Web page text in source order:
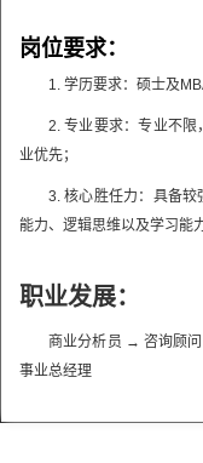
岗位要求：
1. 学历要求：硕士及
2. 专业要求：专业不
业优先；
3. 核心胜任力：具备
能力、逻辑思维以及学习能
职业发展：
商业分析员 → 咨询顾
事业总经理